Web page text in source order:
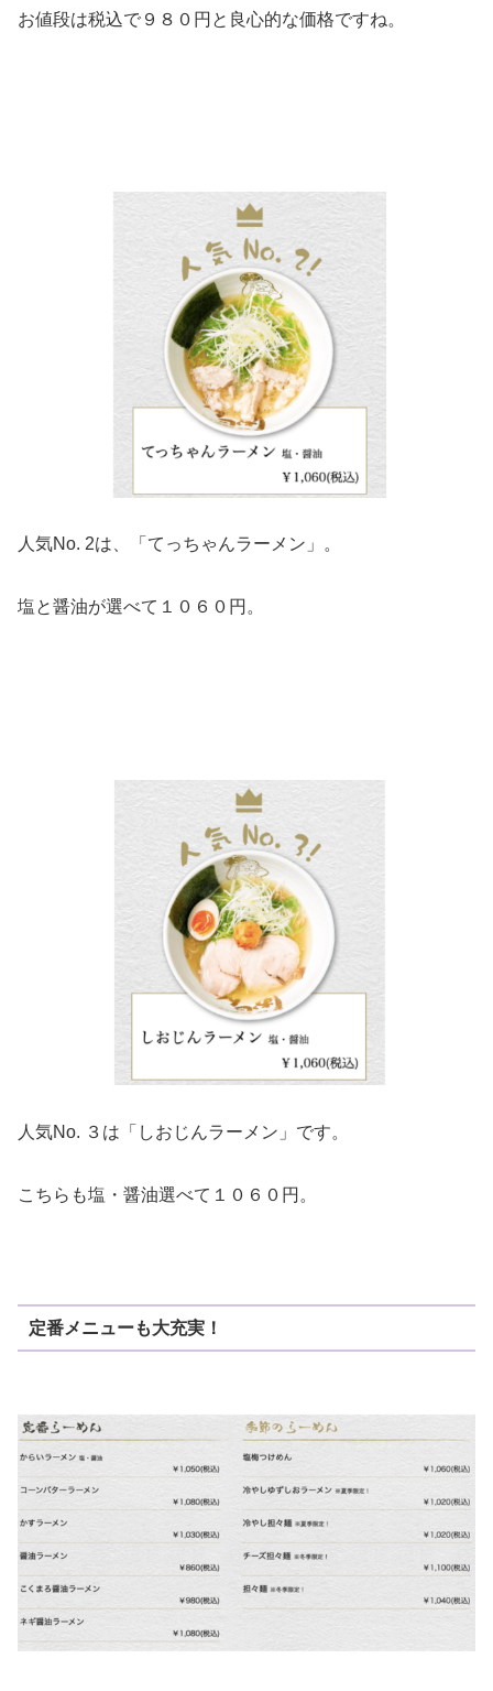
お値段は税込で９８０円と良心的な価格ですね。
人気No. 2は、「てっちゃんラーメン」。
塩と醤油が選べて１０６０円。
人気No. ３は「しおじんラーメン」です。
こちらも塩・醤油選べて１０６０円。
定番メニューも大充実！